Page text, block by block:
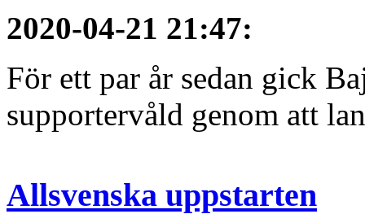
2020-04-21 21:47:
För ett par år sedan gick
supportervåld genom att
Allsvenska uppstarten